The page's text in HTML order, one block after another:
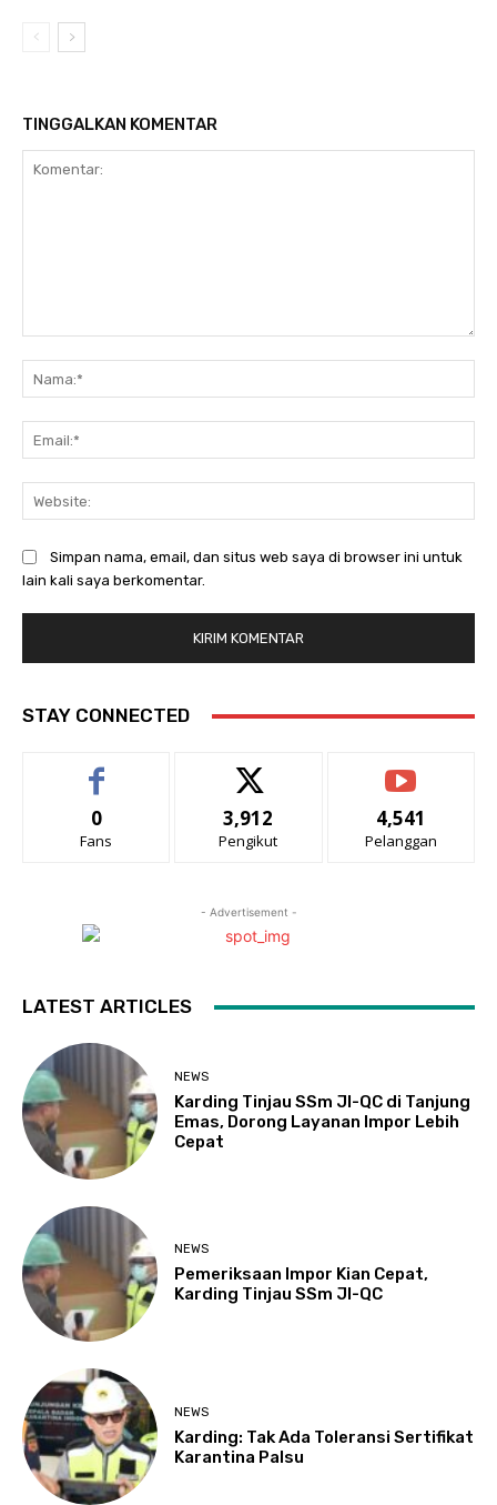
TINGGALKAN KOMENTAR
Simpan nama, email, dan situs web saya di browser ini untuk
lain kali saya berkomentar.
STAY CONNECTED
0
Fans
3,912
Pengikut
4,541
Pelanggan
- Advertisement -
LATEST ARTICLES
NEWS
Karding Tinjau SSm JI-QC di Tanjung
Emas, Dorong Layanan Impor Lebih
Cepat
NEWS
Pemeriksaan Impor Kian Cepat,
Karding Tinjau SSm JI-QC
NEWS
Karding: Tak Ada Toleransi Sertifikat
Karantina Palsu